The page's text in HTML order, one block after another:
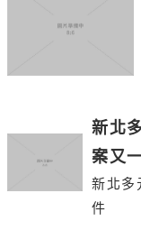
新北
案又
新北多
件